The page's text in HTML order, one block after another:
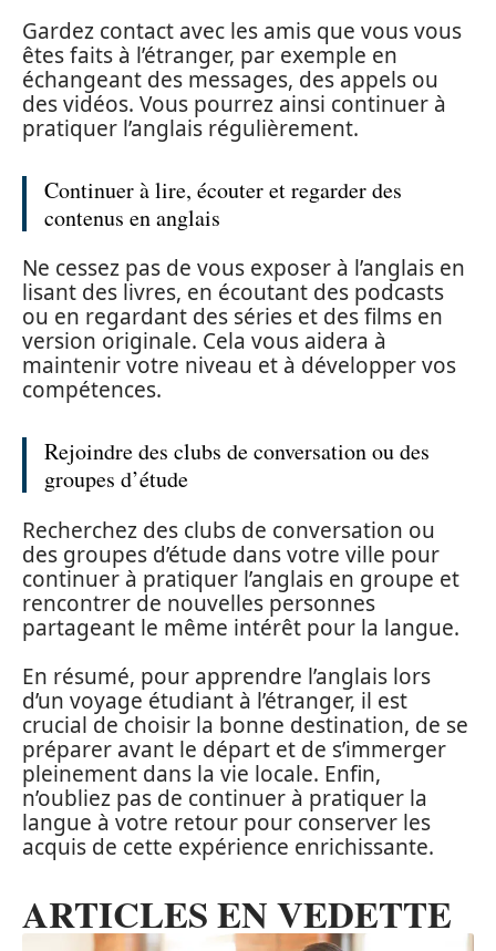
Gardez contact avec les amis que vous vous
êtes faits à l’étranger, par exemple en
échangeant des messages, des appels ou
des vidéos. Vous pourrez ainsi continuer à
pratiquer l’anglais régulièrement.
Continuer à lire, écouter et regarder des
contenus en anglais
Ne cessez pas de vous exposer à l’anglais en
lisant des livres, en écoutant des podcasts
ou en regardant des séries et des films en
version originale. Cela vous aidera à
maintenir votre niveau et à développer vos
compétences.
Rejoindre des clubs de conversation ou des
groupes d’étude
Recherchez des clubs de conversation ou
des groupes d’étude dans votre ville pour
continuer à pratiquer l’anglais en groupe et
rencontrer de nouvelles personnes
partageant le même intérêt pour la langue.
En résumé, pour apprendre l’anglais lors
d’un voyage étudiant à l’étranger, il est
crucial de choisir la bonne destination, de se
préparer avant le départ et de s’immerger
pleinement dans la vie locale. Enfin,
n’oubliez pas de continuer à pratiquer la
langue à votre retour pour conserver les
acquis de cette expérience enrichissante.
ARTICLES EN VEDETTE